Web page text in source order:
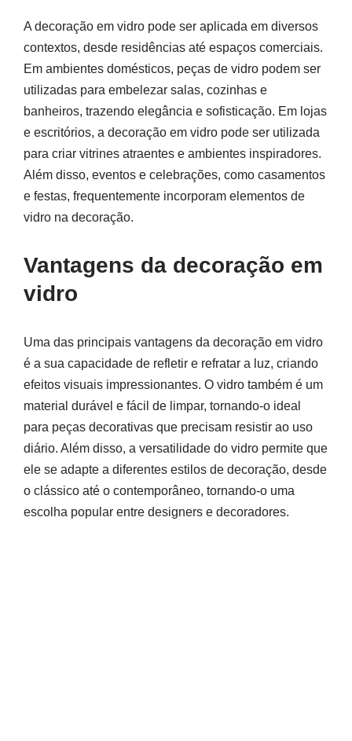
A decoração em vidro pode ser aplicada em diversos
contextos, desde residências até espaços comerciais.
Em ambientes domésticos, peças de vidro podem ser
utilizadas para embelezar salas, cozinhas e
banheiros, trazendo elegância e sofisticação. Em lojas
e escritórios, a decoração em vidro pode ser utilizada
para criar vitrines atraentes e ambientes inspiradores.
Além disso, eventos e celebrações, como casamentos
e festas, frequentemente incorporam elementos de
vidro na decoração.
Vantagens da decoração em
vidro
Uma das principais vantagens da decoração em vidro
é a sua capacidade de refletir e refratar a luz, criando
efeitos visuais impressionantes. O vidro também é um
material durável e fácil de limpar, tornando-o ideal
para peças decorativas que precisam resistir ao uso
diário. Além disso, a versatilidade do vidro permite que
ele se adapte a diferentes estilos de decoração, desde
o clássico até o contemporâneo, tornando-o uma
escolha popular entre designers e decoradores.